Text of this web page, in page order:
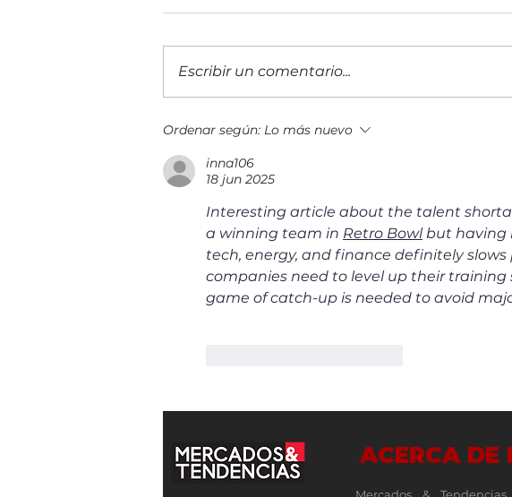
¡Construyendo el futuro
financiero! Llega a Guatemala la
IX edición del 5B Digital Summit
Escribir un comentario...
Ordenar según: Lo más nuevo
inna106
18 jun 2025
Interesting article about the talent
a winning team in Retro Bowl but having
tech, energy, and finance definitely
companies need to level up their
game of catch-up is needed to avoid
ACERCA DE
Mercados &